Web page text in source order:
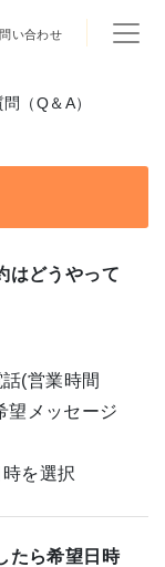
い合わせ
（Q＆A）
はどうやって
(営業時間
メッセージ
を選択
たら希望日時